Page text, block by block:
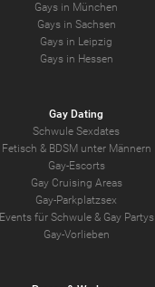
Gays in München
Gays in Sachsen
Gays in Leipzig
Gays in Hessen
Gay Dating
Schwule Sexdates
Fetisch & BDSM unter Männern
Gay-Escorts
Gay Cruising Areas
Gay-Parkplatzsex
Events für Schwule & Gay Partys
Gay-Vorlieben